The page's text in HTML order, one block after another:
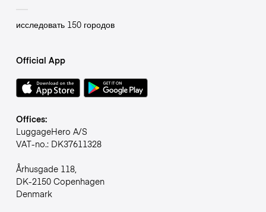
исследовать 150 городов
Official App
Offices:
LuggageHero A/S
VAT-no.: DK37611328
Århusgade 118,
DK-2150 Copenhagen
Denmark